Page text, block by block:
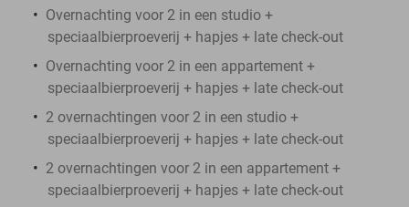
Overnachting voor 2 in een studio +
speciaalbierproeverij + hapjes + late check-out
Overnachting voor 2 in een appartement +
speciaalbierproeverij + hapjes + late check-out
2 overnachtingen voor 2 in een studio +
speciaalbierproeverij + hapjes + late check-out
2 overnachtingen voor 2 in een appartement +
speciaalbierproeverij + hapjes + late check-out